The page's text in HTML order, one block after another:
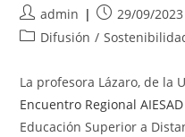
Autor
de
admin
Publicación
de
29/09/2023
Categoría
la
entrada:
Difusión /
La profesora Lázaro, de la
Encuentro Regional
Educación Superior a